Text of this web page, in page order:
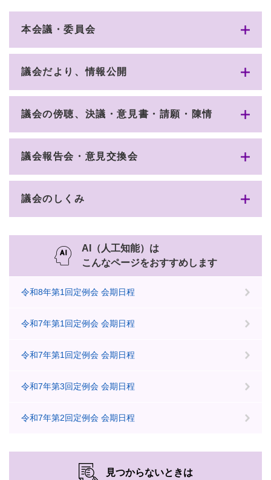
本会議・委員会
議会だより、情報公開
議会の傍聴、決議・意見書・請願・陳情
議会報告会・意見交換会
議会のしくみ
AI（人工知能）は
こんなページをおすすめします
令和8年第1回定例会 会期日程
令和7年第1回定例会 会期日程
令和7年第1回定例会 会期日程
令和7年第3回定例会 会期日程
令和7年第2回定例会 会期日程
見つからないときは